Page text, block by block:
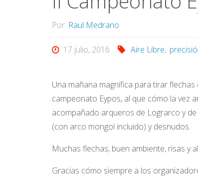
Por Raul Medrano
17 julio, 2016 Aire Libre,
Una mañana magnífica para tirar
campeonato Eypos, al que cómo la vez
acompañado arqueros de Lograrco y
(con arco mongol incluido) y desnudos.
Muchas flechas, buen ambiente, risas y
Gracias cómo siempre a los